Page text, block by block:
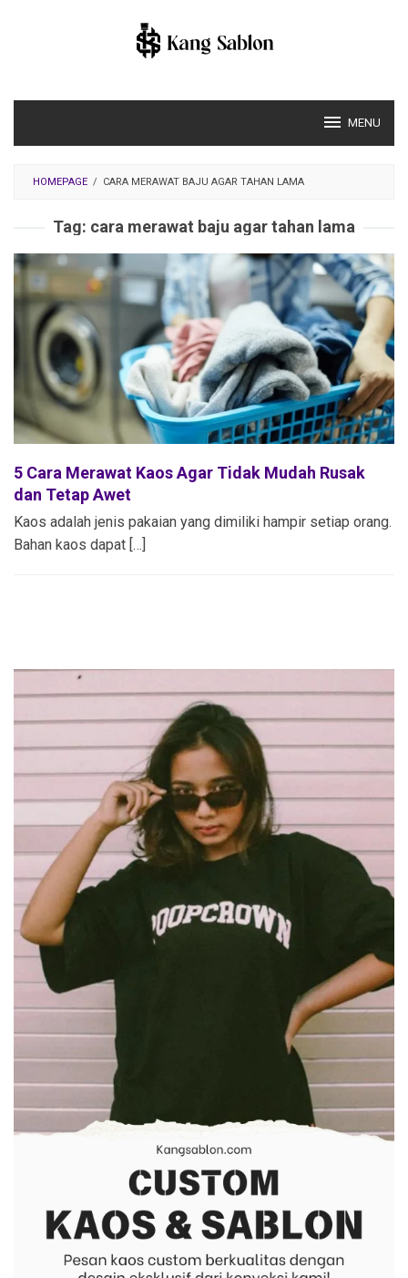
MENU
HOMEPAGE / CARA MERAWAT BAJU AGAR TAHAN LAMA
Tag: cara merawat baju agar tahan lama
5 Cara Merawat Kaos Agar Tidak Mudah Rusak
dan Tetap Awet
Kaos adalah jenis pakaian yang dimiliki hampir setiap orang.
Bahan kaos dapat […]